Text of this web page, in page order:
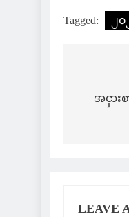
Tagged: ၂
အငှာ
LEAVE